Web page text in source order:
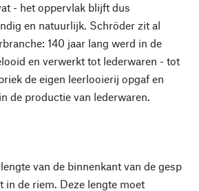
- het oppervlak blijft dus
en natuurlijk. Schröder zit al
140 jaar lang werd in de
en verwerkt tot lederwaren - tot
de eigen leerlooierij opgaf en
de productie van lederwaren.
van de binnenkant van de gesp
in de riem. Deze lengte moet